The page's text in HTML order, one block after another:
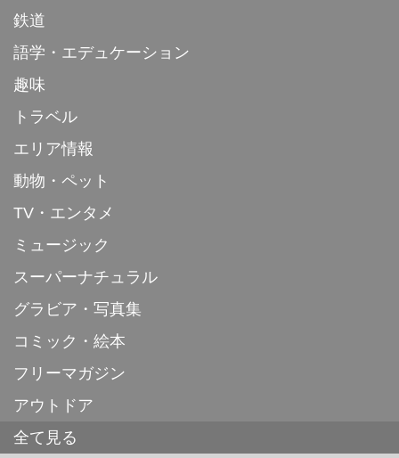
鉄道
語学・エデュケーション
趣味
トラベル
エリア情報
動物・ペット
TV・エンタメ
ミュージック
スーパーナチュラル
グラビア・写真集
コミック・絵本
フリーマガジン
アウトドア
全て見る